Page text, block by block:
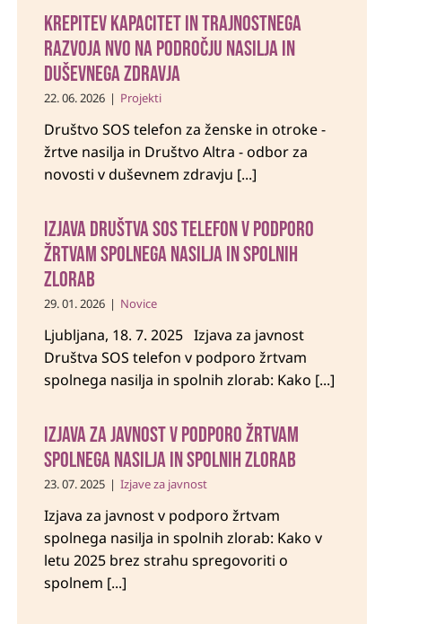
Krepitev kapacitet in trajnostnega
razvoja NVO na področju nasilja in
duševnega zdravja
22. 06. 2026 | Projekti
Društvo SOS telefon za ženske in otroke -
žrtve nasilja in Društvo Altra - odbor za
novosti v duševnem zdravju [...]
Izjava Društva SOS telefon v podporo
žrtvam spolnega nasilja in spolnih
zlorab
29. 01. 2026 | Novice
Ljubljana, 18. 7. 2025 Izjava za javnost
Društva SOS telefon v podporo žrtvam
spolnega nasilja in spolnih zlorab: Kako [...]
Izjava za javnost v podporo žrtvam
spolnega nasilja in spolnih zlorab
23. 07. 2025 | Izjave za javnost
Izjava za javnost v podporo žrtvam
spolnega nasilja in spolnih zlorab: Kako v
letu 2025 brez strahu spregovoriti o
spolnem [...]